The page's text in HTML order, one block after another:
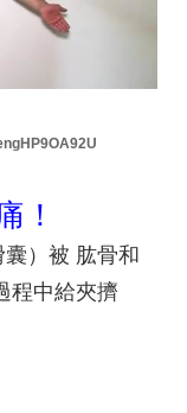
！
） 被 肱骨和
程中給夾擠